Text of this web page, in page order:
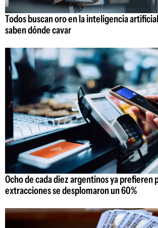
Todos buscan oro en la inteligencia
saben dónde cavar
Ocho de cada diez argentinos ya prefieren
extracciones se desplomaron un 60%